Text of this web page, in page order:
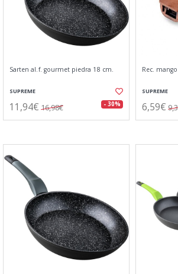
Sarten al.f. gourmet piedra 18 cm.
SUPREME
11,94€ 16,98€ - 30%
Rec.
SUPREME
6,59€